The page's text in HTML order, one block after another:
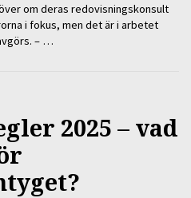
om deras redovisningskonsult
i fokus, men det är i arbetet
– …
2025 – vad